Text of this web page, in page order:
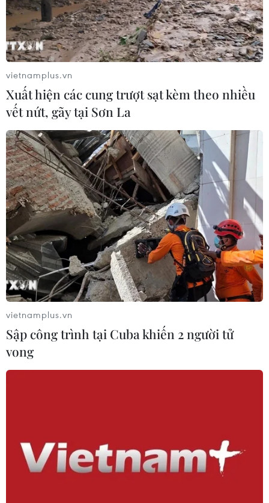
TIN CÙNG CHUYÊN MỤC
Liên hợp quốc kêu gọi chấm dứt tấn
Chính sách nhà ở của nước Anh -
Góc tham chiếu cho Việt Nam
vietnamplus.vn
Xuất hiện các cung trượt sạt kèm theo nhiều
vết nứt, gãy tại Sơn La
vietnamplus.vn
Sập công trình tại Cuba khiến 2 người tử
vong